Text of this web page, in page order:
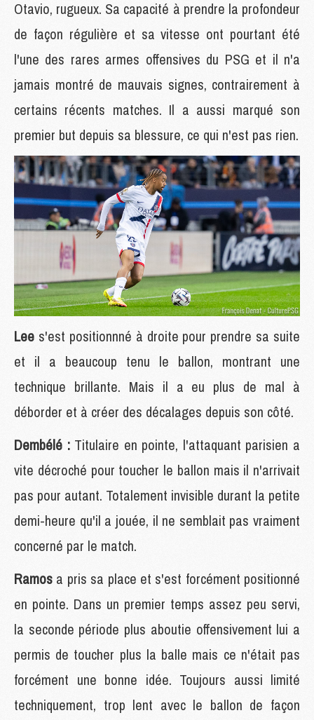
Otavio, rugueux. Sa capacité à prendre la profondeur
de façon régulière et sa vitesse ont pourtant été
l'une des rares armes offensives du PSG et il n'a
jamais montré de mauvais signes, contrairement à
certains récents matches. Il a aussi marqué son
premier but depuis sa blessure, ce qui n'est pas rien.
Lee s'est positionnné à droite pour prendre sa suite
et il a beaucoup tenu le ballon, montrant une
technique brillante. Mais il a eu plus de mal à
déborder et à créer des décalages depuis son côté.
Dembélé : Titulaire en pointe, l'attaquant parisien a
vite décroché pour toucher le ballon mais il n'arrivait
pas pour autant. Totalement invisible durant la petite
demi-heure qu'il a jouée, il ne semblait pas vraiment
concerné par le match.
Ramos a pris sa place et s'est forcément positionné
en pointe. Dans un premier temps assez peu servi,
la seconde période plus aboutie offensivement lui a
permis de toucher plus la balle mais ce n'était pas
forcément une bonne idée. Toujours aussi limité
techniquement, trop lent avec le ballon de façon